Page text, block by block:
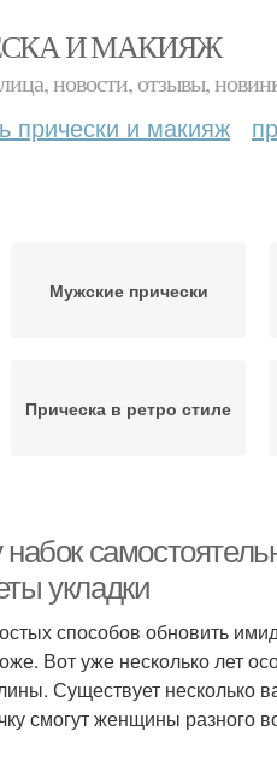
И МАКИЯЖ
новости, отзывы,
прически и макияж
Мужские прически
Прическа в ретро стиле
Прическа для ретро-
вечеринки
укладки
способов обновить
Вот уже несколько лет
Существует несколько
смогут женщины разного